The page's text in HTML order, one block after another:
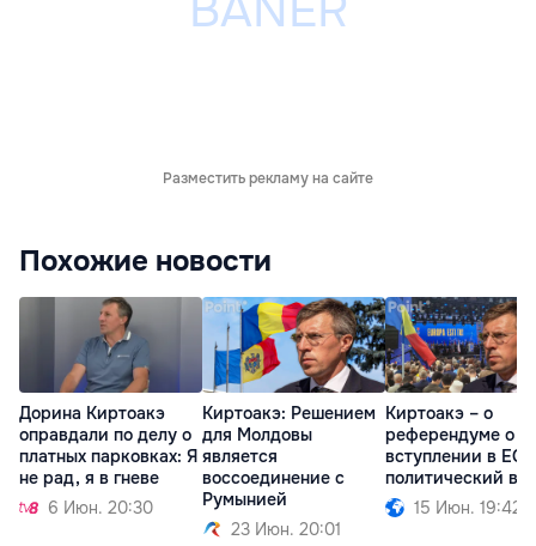
Разместить рекламу на сайте
Похожие новости
Дорина Киртоакэ
оправдали по делу о
платных парковках: Я
не рад, я в гневе
6 Июн. 20:30
Киртоакэ: Решением
для Молдовы
является
воссоединение с
Румынией
23 Июн. 20:01
Киртоакэ – о
референдуме о
вступлении в ЕС:
политический
15 Июн. 19:42